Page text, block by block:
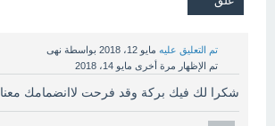
تم التعليق عليه مايو 12، 2018 بواسطة نهى
تم الإظهار مرة أخرى مايو 14، 2018
شكرا لك فيك بركة وقد فرحت لاانضمامك معنا